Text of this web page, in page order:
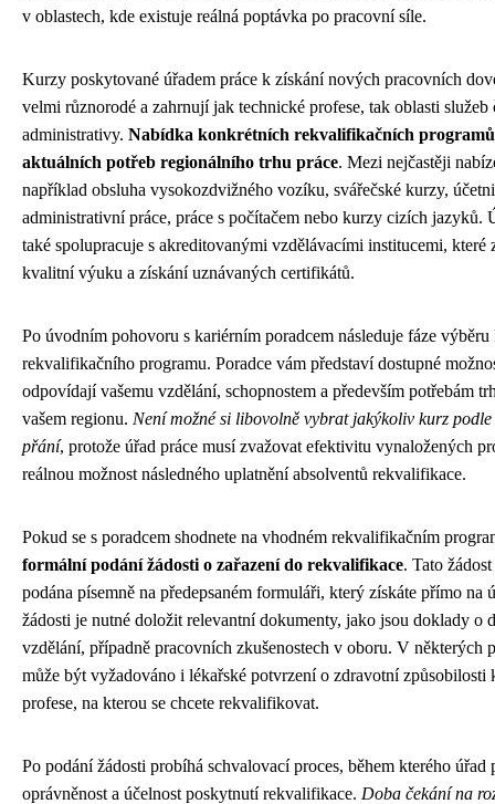
v oblastech, kde existuje reálná poptávka po pracovní síle.
Kurzy poskytované úřadem práce k získání nových pracovních
velmi různorodé a zahrnují jak technické profese, tak oblasti služeb
administrativy. Nabídka konkrétních rekvalifikačních programů
aktuálních potřeb regionálního trhu práce. Mezi nejčastěji
například obsluha vysokozdvižného vozíku, svářečské kurzy,
administrativní práce, práce s počítačem nebo kurzy cizích jazyků.
také spolupracuje s akreditovanými vzdělávacími institucemi, které
kvalitní výuku a získání uznávaných certifikátů.
Po úvodním pohovoru s kariérním poradcem následuje fáze
rekvalifikačního programu. Poradce vám představí dostupné
odpovídají vašemu vzdělání, schopnostem a především potřebám
vašem regionu. Není možné si libovolně vybrat jakýkoliv kurz
přání, protože úřad práce musí zvažovat efektivitu vynaložených
reálnou možnost následného uplatnění absolventů rekvalifikace.
Pokud se s poradcem shodnete na vhodném rekvalifikačním
formální podání žádosti o zařazení do rekvalifikace. Tato
podána písemně na předepsaném formuláři, který získáte přímo na
žádosti je nutné doložit relevantní dokumenty, jako jsou doklady o
vzdělání, případně pracovních zkušenostech v oboru. V některých
může být vyžadováno i lékařské potvrzení o zdravotní způsobilosti
profese, na kterou se chcete rekvalifikovat.
Po podání žádosti probíhá schvalovací proces, během kterého úřad
oprávněnost a účelnost poskytnutí rekvalifikace. Doba čekání na